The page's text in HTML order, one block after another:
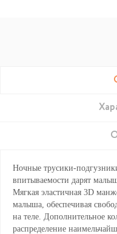
Ночные трусики-
впитываемости дарят
Мягкая эластичная 3D
малыша, обеспечивая
на теле. Дополнительное
распределение